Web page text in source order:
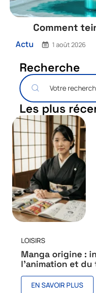
Comment
Actu 1 août 2026
Recherche
Les plus
LOISIRS
Manga origine :
l’animation et du
EN SAVOIR PLUS